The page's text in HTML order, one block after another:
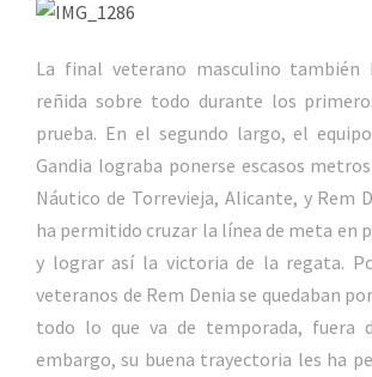
La final veterano masculino también
reñida sobre todo durante los
prueba. En el segundo largo, el
Gandia lograba ponerse escasos
Náutico de Torrevieja, Alicante, y Rem
ha permitido cruzar la línea de meta en
y lograr así la victoria de la regata.
veteranos de Rem Denia se quedaban
todo lo que va de temporada, fuera
embargo, su buena trayectoria les ha